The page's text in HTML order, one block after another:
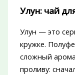
Улун: чай
Улун — это
кружке.
сложный
проливу: